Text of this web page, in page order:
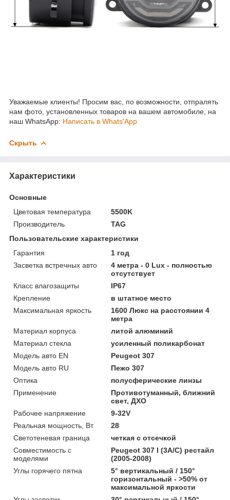
Уважаемые клиенты! Просим вас, по возможности, отпралять
нам фото, установленных товаров на вашем автомобиле, на
наш WhatsApp: Написать в Whats'App
Скрыть
Характеристики
Основные
Цветовая температура
5500K
Производитель
TAG
Пользовательские характеристики
Гарантия
1 год
Засветка встречных авто
4 метра - 0 Lux - полностью
отсутствует
Класс влагозащиты
IP67
Крепление
в штатное место
Максимальная яркость
1600 Люкс на расстоянии 4
метра
Материал корпуса
литой алюминий
Материал стекла
усиленный поликарбонат
Модель авто EN
Peugeot 307
Модель авто RU
Пежо 307
Оптика
полусферические линзы
Применение
Противотуманный, ближний
свет, ДХО
Рабочее напряжение
9-32V
Реальная мощность, Вт
28
Светотеневая граница
четкая с отсечкой
Совместимость с
моделями
Peugeot 307 I (3A/C) рестайл
(2005-2008)
Углы горячего пятна
5° вертикальный / 150°
горизонтальный - >50% от
максимальной яркости